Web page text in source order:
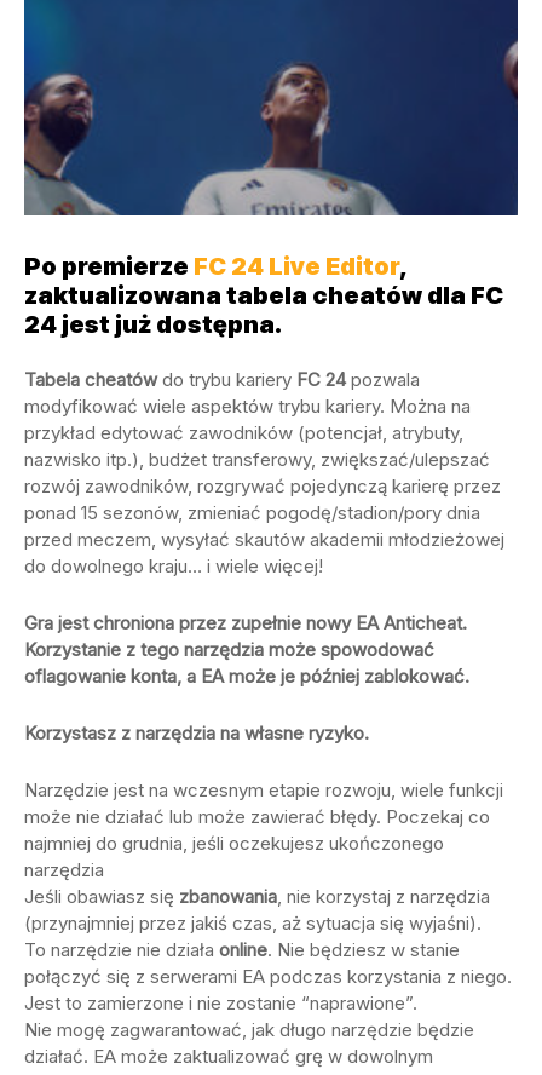
Po premierze FC 24 Live Editor,
zaktualizowana tabela cheatów dla FC
24 jest już dostępna.
Tabela cheatówdo trybu kariery FC 24pozwala
modyfikować wiele aspektów trybu kariery. Można na
przykład edytować zawodników (potencjał, atrybuty,
nazwisko itp.), budżet transferowy, zwiększać/ulepszać
rozwój zawodników, rozgrywać pojedynczą karierę przez
ponad 15 sezonów, zmieniać pogodę/stadion/pory dnia
przed meczem, wysyłać skautów akademii młodzieżowej
do dowolnego kraju… i wiele więcej!
Gra jest chroniona przez zupełnie nowy EA Anticheat.
Korzystanie z tego narzędzia może spowodować
oflagowanie konta, a EA może je później zablokować.
Korzystasz z narzędzia na własne ryzyko.
Narzędzie jest na wczesnym etapie rozwoju, wiele funkcji
może nie działać lub może zawierać błędy. Poczekaj co
najmniej do grudnia, jeśli oczekujesz ukończonego
narzędzia
Jeśli obawiasz się zbanowania, nie korzystaj z narzędzia
(przynajmniej przez jakiś czas, aż sytuacja się wyjaśni).
To narzędzie nie działa online. Nie będziesz w stanie
połączyć się z serwerami EA podczas korzystania z niego.
Jest to zamierzone i nie zostanie “naprawione”.
Nie mogę zagwarantować, jak długo narzędzie będzie
działać. EA może zaktualizować grę w dowolnym